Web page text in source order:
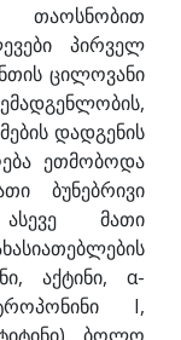
თაოსნობით
პირველ
ცილოვანი
დადგენის
ეთმობოდა
ბუნებრივი
მათი
აქტინი, α-
I,